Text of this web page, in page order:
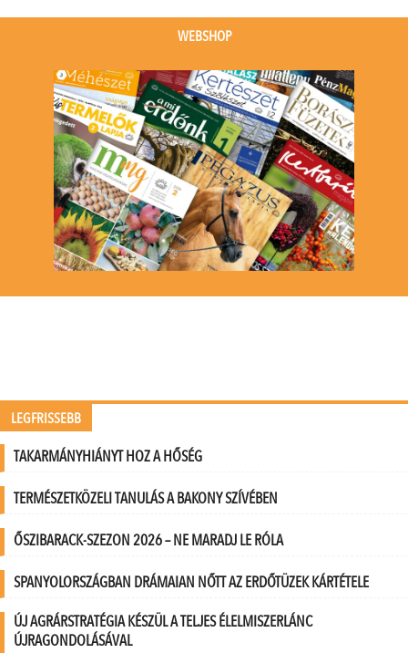
event)
WEBSHOP
LEGFRISSEBB
TAKARMÁNYHIÁNYT HOZ A HŐSÉG
TERMÉSZETKÖZELI TANULÁS A BAKONY SZÍVÉBEN
ŐSZIBARACK-SZEZON 2026 – NE MARADJ LE RÓLA
SPANYOLORSZÁGBAN DRÁMAIAN NŐTT AZ ERDŐTÜZEK KÁRTÉTELE
ÚJ AGRÁRSTRATÉGIA KÉSZÜL A TELJES ÉLELMISZERLÁNC
ÚJRAGONDOLÁSÁVAL